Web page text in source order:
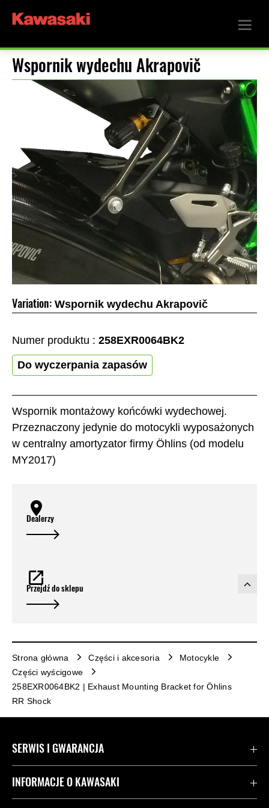
Wspornik wydechu Akrapovič
Wspornik montażowy końcówki wydechowej.
Przeznaczony jedynie do motocykli wyposażonych
w centralny amortyzator firmy Öhlins (od modelu
MY2017)
Variation: Wspornik wydechu Akrapovič
Numer produktu : 258EXR0064BK2
Do wyczerpania zapasów
Dealerzy
Przejdź do sklepu
Strona główna Części i akcesoria
Motocykle
Części wyścigowe
258EXR0064BK2 | Exhaust Mounting Bracket for Öhlins
RR Shock
SERWIS I GWARANCJA
Kontakt
INFORMACJE O KAWASAKI